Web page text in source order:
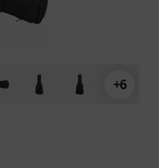
+6